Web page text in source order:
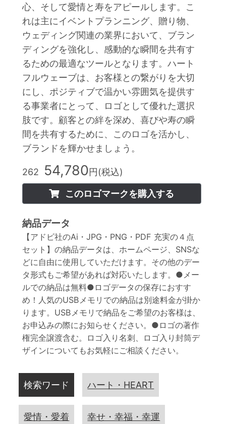
心、そして愛情と寿をアピールします。こ
れは主にイベントプランニング、贈り物、
ウェディング関連の業界において、ブラン
ディングを強化し、感動的な瞬間を共有す
るための最適なツールとなります。ハート
フルウェーブは、お客様との繋がりを大切
にし、ポジティブで温かい雰囲気を提供す
る事業者にとって、ロゴとして優れた選択
肢です。顧客との絆を深め、喜びや寿の瞬
間を共有するために、このロゴを活かし、
ブランドを輝かせましょう。
262 54,780円(税込)
このロゴマークを購入する
納品データ
【アドビ社のAi・JPG・PNG・PDF 充実の４点
セット】の納品データは、ホームページ、SNSな
どに自由に使用していただけます。その他のデー
タ形式もご希望があれば対応いたします。●メー
ルでの納品は無料●ロゴデータの保存におすす
め！人気のUSBメモリでの納品は別途料金が掛か
ります。USBメモリで納品をご希望のお客様は、
お申込みの際にお知らせください。●ロゴの著作
権完全譲渡含む。ロゴ入り名刺、ロゴ入り封筒デ
ザインについてもお気軽にご相談ください。
検索ワード ハート・HEART
愛情・愛着 幸せ・幸福・幸運